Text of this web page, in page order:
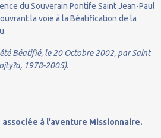
du Souverain Pontife Saint Jean-Paul
la voie à la Béatification de la
Béatifié, le 20 Octobre 2002, par Saint
1978-2005).
à l’aventure Missionnaire.